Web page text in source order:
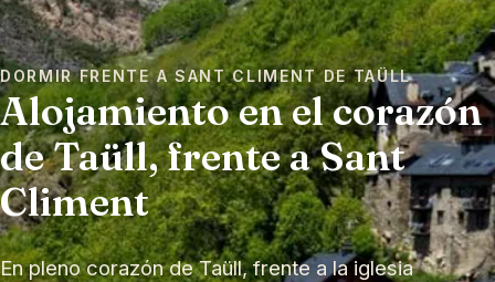
DORMIR FRENTE A SANT CLIMENT DE TAÜLL
Alojamiento en el corazón
de Taüll, frente a Sant
Climent
En pleno corazón de Taüll, frente a la iglesia